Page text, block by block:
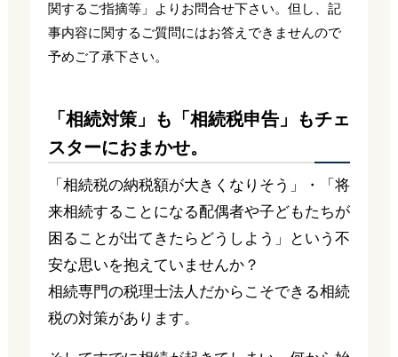
関するご指摘等」よりお問合せ下さい。但し、記
事内容に関するご質問にはお答えできませんので
予めご了承下さい。
「相続対策」も「相続税申告」もチェ
スターにおまかせ。
「相続税の納税額が大きくなりそう」・「将
来相続することになる配偶者や子どもたちが
困ることが出てきたらどうしよう」という不
安な思いを抱えていませんか？
相続専門の税理士法人だからこそできる相続
税の対策があります。